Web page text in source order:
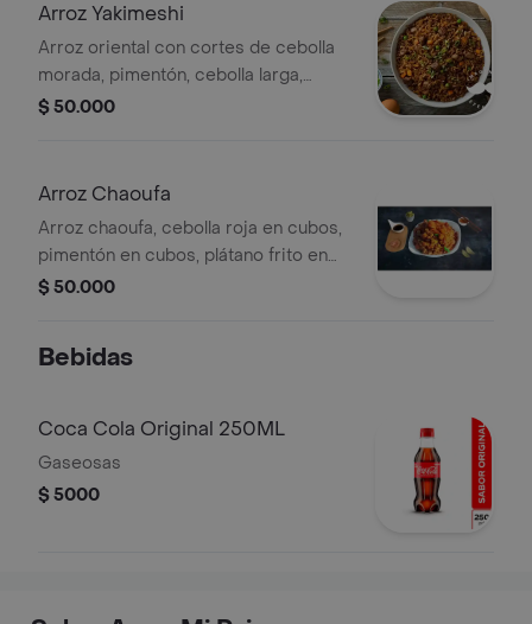
Arroz Yakimeshi
Arroz oriental con cortes de cebolla
morada, pimentón, cebolla larga,
habichuela, champiñón, zanahoria,
$ 50.000
Arroz Chaoufa
Arroz chaoufa, cebolla roja en cubos,
pimentón en cubos, plátano frito en
cubo, cebolla larga brócoli, calamar, 4
$ 50.000
Bebidas
Coca Cola Original 250ML
Gaseosas
$ 5000